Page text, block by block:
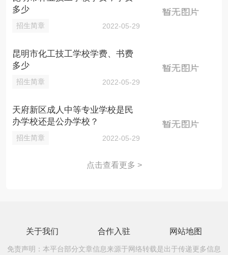
多少
招生简章 2022-05-29
昆明市化工技工学校学费、书费
多少
招生简章 2022-05-29
天府新区成人中等专业学校是民
办学校还是公办学校？
招生简章 2022-05-29
点击查看更多 >
关于我们 合作入驻 网站地图
免责声明：本平台部分文章信息来源于网络转载是出于传递更多信息